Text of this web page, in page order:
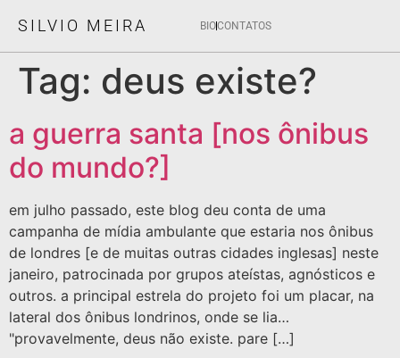
SILVIO MEIRA BIOCONTATOS
Tag: deus existe?
a guerra santa [nos ônibus
do mundo?]
em julho passado, este blog deu conta de uma
campanha de mídia ambulante que estaria nos ônibus
de londres [e de muitas outras cidades inglesas] neste
janeiro, patrocinada por grupos ateístas, agnósticos e
outros. a principal estrela do projeto foi um placar, na
lateral dos ônibus londrinos, onde se lia…
"provavelmente, deus não existe. pare […]